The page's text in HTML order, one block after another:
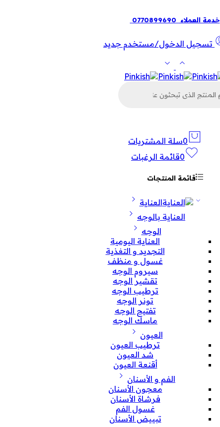
خدمة العملاء 0770899690
تسجيل الدخول/مستخدم جديد
0سلة المشتريات
0قائمة الرغبات
قائمة المنتجات
العناية
العناية بالوجه
الوجه
العناية اليومية
التجديد و التغذية
غسول و منظف
سيروم الوجه
تقشير الوجه
ترطيب الوجه
تونر الوجه
تفتيح الوجه
ماسك الوجه
العيون
ترطيب العيون
شد العيون
أقنعة العيون
الفم و الأسنان
معجون الأسنان
فرشاة الأسنان
غسول الفم
تبييض الأسنان